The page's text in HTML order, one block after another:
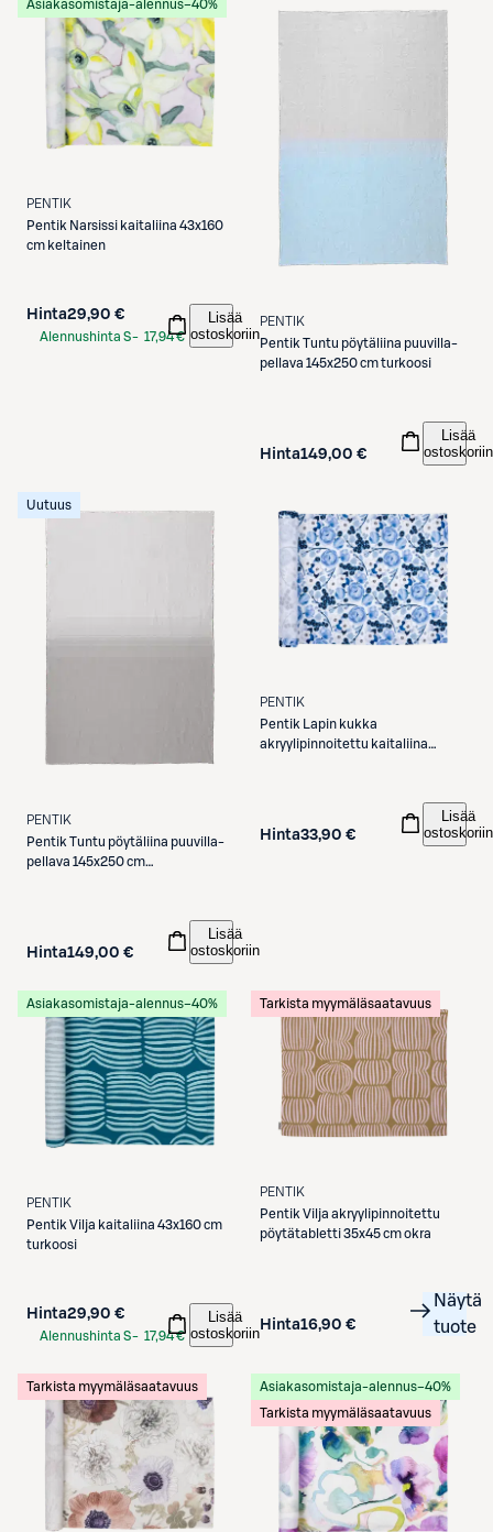
Asiakasomistaja-alennus−40%
PENTIK
Pentik Narsissi kaitaliina 43x160
cm keltainen
Hinta29,90 €
Alennushinta S- 17,94 €
Lisää
ostoskoriin
PENTIK
Pentik Tuntu pöytäliina puuvilla-
pellava 145x250 cm turkoosi
Hinta149,00 €
Lisää
ostoskoriin
Uutuus
PENTIK
Pentik Tuntu pöytäliina puuvilla-
pellava 145x250 cm
Hinta149,00 €
Lisää
ostoskoriin
PENTIK
Pentik
Lapin kukka
akryylipinnoitettu kaitaliina
Hinta33,90 €
Lisää
ostoskoriin
Asiakasomistaja-alennus−40%
PENTIK
Pentik Vilja kaitaliina 43x160 cm
turkoosi
Hinta29,90 €
Alennushinta S- 17,94 €
Lisää
ostoskoriin
Tarkista myymäläsaatavuus
PENTIK
PentikVilja akryylipinnoitettu
pöytätabletti 35x45 cm okra
Hinta16,90 €
Näytä
tuote
Tarkista myymäläsaatavuus Asiakasomistaja-alennus−40%
Tarkista myymäläsaatavuus